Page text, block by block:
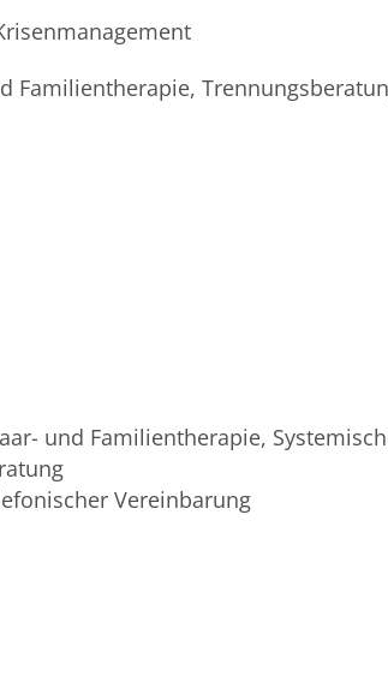
Familientherapie,
und Familientherapie,
Vereinbarung